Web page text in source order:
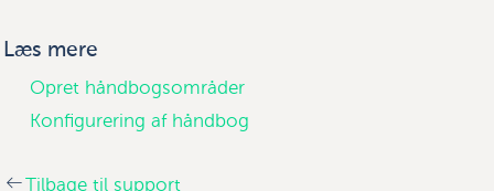
Læs mere
Opret håndbogsområder
Konfigurering af håndbog
Tilbage til support